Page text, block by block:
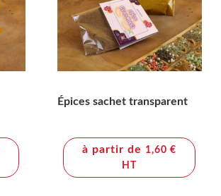
Épices sachet transparent
à partir de 1,60 €
HT